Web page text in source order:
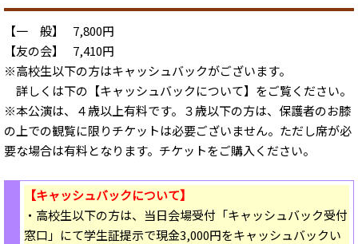
【一 般】 7,800円
【友の会】 7,410円
※高校生以下の方はキャッシュバックがございます。
詳しくは下の【キャッシュバックについて】をご覧ください。
※本公演は、４歳以上有料です。３歳以下の方は、保護者のお膝
の上での観覧に限りチケットは必要ございません。ただし席が必
要な場合は有料となります。チケットをご購入ください。
【キャッシュバックについて】
・高校生以下の方は、当日会場受付「キャッシュバック受付
窓口」にて学生証提示で現金3,000円をキャッシュバックい